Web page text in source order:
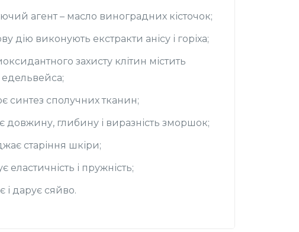
агент – масло виноградних кісточок;
дію виконують екстракти анісу і горіха;
захисту клітин містить
едельвейса;
синтез сполучних тканин;
довжину, глибину і виразність зморшок;
старіння шкіри;
еластичність і пружність;
і дарує сяйво.